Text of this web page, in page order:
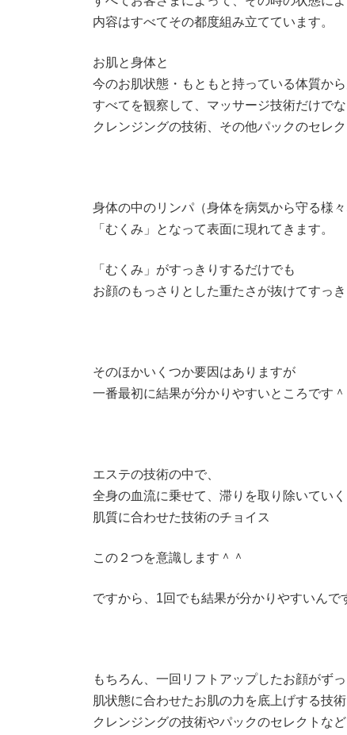
内容はすべてその都度組み立てています。
お肌と身体と
今のお肌状態・もともと持っている体質から
すべてを観察して、マッサージ技術だけでな
クレンジングの技術、その他パックのセレク
身体の中のリンパ（身体を病気から守る様
「むくみ」となって表面に現れてきます。
「むくみ」がすっきりするだけでも
お顔のもっさりとした重たさが抜けてすっ
そのほかいくつか要因はありますが
一番最初に結果が分かりやすいところです＾
エステの技術の中で、
全身の血流に乗せて、滞りを取り除いていく
肌質に合わせた技術のチョイス
この２つを意識します＾＾
ですから、1回でも結果が分かりやすいんで
もちろん、一回リフトアップしたお顔がず
肌状態に合わせたお肌の力を底上げする技
クレンジングの技術やパックのセレクトなど